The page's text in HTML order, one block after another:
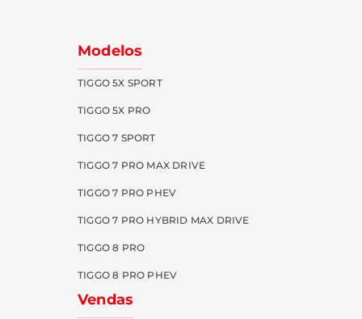
Modelos
TIGGO 5X SPORT
TIGGO 5X PRO
TIGGO 7 SPORT
TIGGO 7 PRO MAX DRIVE
TIGGO 7 PRO PHEV
TIGGO 7 PRO HYBRID MAX DRIVE
TIGGO 8 PRO
TIGGO 8 PRO PHEV
Vendas